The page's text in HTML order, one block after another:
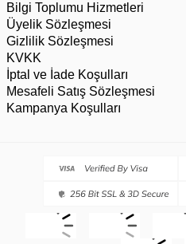
Bilgi Toplumu Hizmetleri
Üyelik Sözleşmesi
Gizlilik Sözleşmesi
KVKK
İptal ve İade Koşulları
Mesafeli Satış Sözleşmesi
Kampanya Koşulları